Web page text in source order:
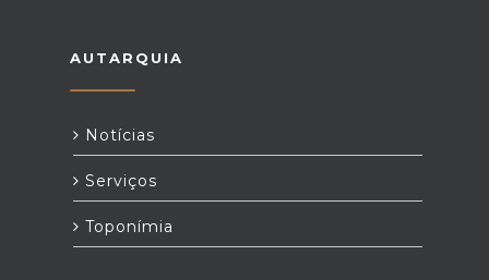
AUTARQUIA
Notícias
Serviços
Toponímia